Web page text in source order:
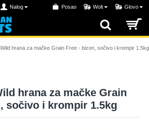
Nalog Posao Wolt Glovo
hrana za mačke Grain Free - bizon, sočivo i krompir 1.5kg
hrana za mačke Grain
sočivo i krompir 1.5kg